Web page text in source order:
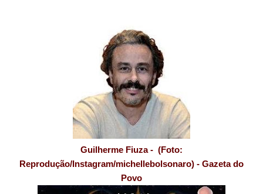
Guilherme Fiuza - (Foto:
Reprodução/Instagram/michellebolsonaro) - Gazeta do
Povo